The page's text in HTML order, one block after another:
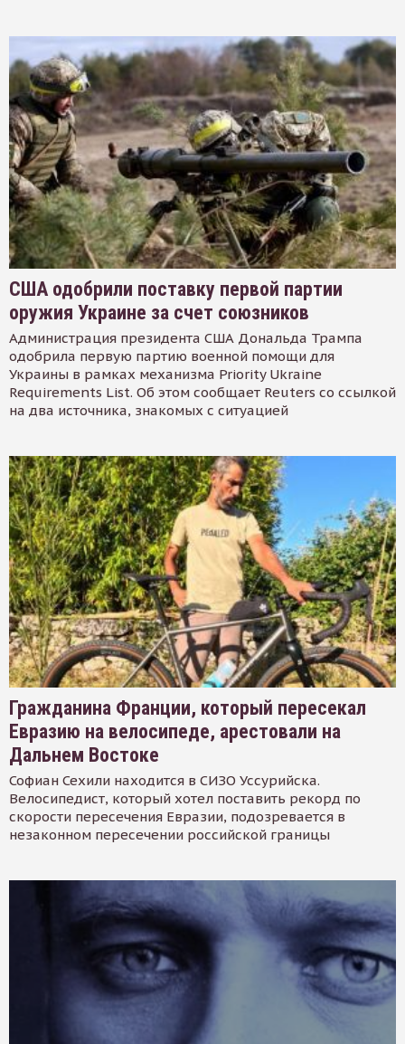
США одобрили поставку первой партии
оружия Украине за счет союзников
Администрация президента США Дональда Трампа
одобрила первую партию военной помощи для
Украины в рамках механизма Priority Ukraine
Requirements List. Об этом сообщает Reuters со ссылкой
на два источника, знакомых с ситуацией
Гражданина Франции, который пересекал
Евразию на велосипеде, арестовали на
Дальнем Востоке
Софиан Сехили находится в СИЗО Уссурийска.
Велосипедист, который хотел поставить рекорд по
скорости пересечения Евразии, подозревается в
незаконном пересечении российской границы